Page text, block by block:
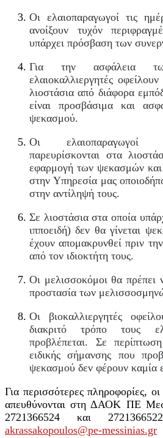
Οι ελαιοπαραγωγοί τις
ανοίξουν τυχόν
υπάρχει πρόσβαση των
Για την ασφάλεια
ελαιοκαλλιεργητές
λιοστάσια από διάφορα
είναι προσβάσιμα και
ψεκασμού.
Οι ελαιοπαραγωγοί
παρευρίσκονται στα
εφαρμογή των ψεκασμών
στην Υπηρεσία μας
στην αντίληψή τους.
Σε λιοστάσια στα οποία
ιπποειδή) δεν θα γίνεται
έχουν απομακρυνθεί πριν
από τον ιδιοκτήτη τους.
Οι μελισσοκόμοι θα πρέπει
προστασία των
Οι βιοκαλλιεργητές
διακριτό τρόπο τους
προβλέπεται. Σε
ειδικής σήμανσης που
ψεκασμού δεν φέρουν καμία
Για περισσότερες πληροφορίες,
απευθύνονται στη ΔΑΟΚ ΠΕ
2721366524 και
akrassakopoulos@pe-messinias.gr